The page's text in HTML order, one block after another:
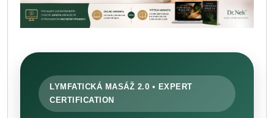
LYMFATICKÁ MASÁŽ 2.0 • EXPERT
CERTIFICATION